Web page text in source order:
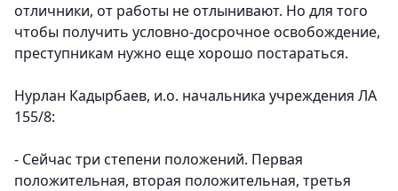
отличники, от работы не отлынивают. Но для того
чтобы получить условно-досрочное освобождение,
преступникам нужно еще хорошо постараться.
Нурлан Кадырбаев, и.о. начальника учреждения ЛА
155/8:
- Сейчас три степени положений. Первая
положительная, вторая положительная, третья